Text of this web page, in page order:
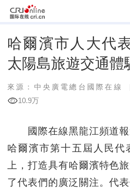
哈爾濱市人大代
太陽島旅遊交通體
來源：中央廣電總台國際在線
10.9万
國際在線黑龍江頻道報
哈爾濱市第十五屆人民代
上，打造具有哈爾濱特色
了代表們的廣泛關注。代